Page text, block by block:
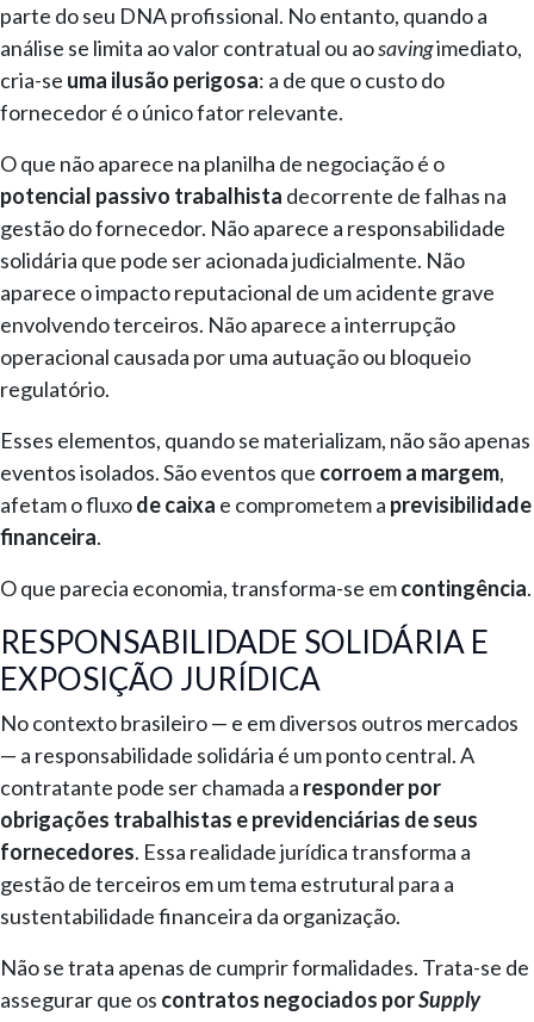
parte do seu DNA profissional. No entanto, quando a
análise se limita ao valor contratual ou aosavingimediato,
cria-se uma ilusão perigosa: a de que o custo do
fornecedor é o único fator relevante.
O que não aparece na planilha de negociação é o
potencial passivo trabalhista decorrente de falhas na
gestão do fornecedor. Não aparece a responsabilidade
solidária que pode ser acionada judicialmente. Não
aparece o impacto reputacional de um acidente grave
envolvendo terceiros. Não aparece a interrupção
operacional causada por uma autuação ou bloqueio
regulatório.
Esses elementos, quando se materializam, não são apenas
eventos isolados. São eventos que corroem a margem,
afetam o fluxode caixa e comprometem a previsibilidade
financeira.
O que parecia economia, transforma-se emcontingência.
RESPONSABILIDADE SOLIDÁRIA E
EXPOSIÇÃO JURÍDICA
No contexto brasileiro — e em diversos outros mercados
— a responsabilidade solidária é um ponto central. A
contratante pode ser chamada a responder por
obrigações trabalhistas e previdenciárias de seus
fornecedores. Essa realidade jurídica transforma a
gestão de terceiros em um tema estrutural para a
sustentabilidade financeira da organização.
Não se trata apenas de cumprir formalidades. Trata-se de
assegurar que os contratos negociados porSupply